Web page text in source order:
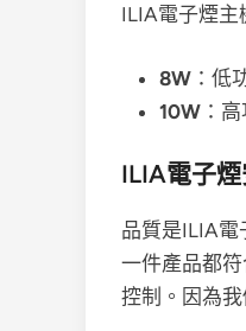
ILIA電子煙主
8W ：低
10W ：
ILIA電子
品質是ILIA電
一件產品都
控制。因為